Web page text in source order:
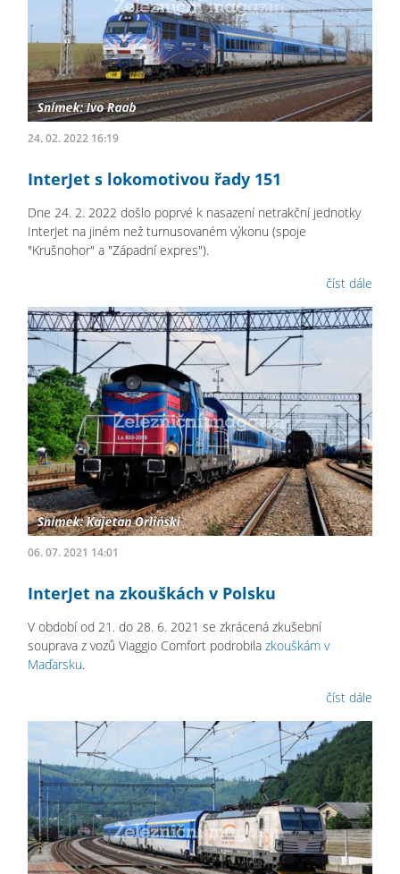
24. 02. 2022 16:19
InterJet s lokomotivou řady 151
Dne 24. 2. 2022 došlo poprvé k nasazení netrakční jednotky
InterJet na jiném než turnusovaném výkonu (spoje
"Krušnohor" a "Západní expres").
číst dále
06. 07. 2021 14:01
InterJet na zkouškách v Polsku
V období od 21. do 28. 6. 2021 se zkrácená zkušební
souprava z vozů Viaggio Comfort podrobila zkouškám v
Maďarsku.
číst dále